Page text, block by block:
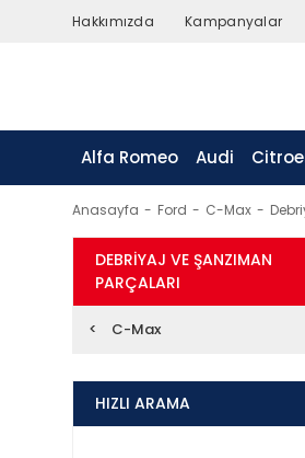
Hakkımızda Kampanyalar
Alfa Romeo Audi
Anasayfa Ford C-Max
DEBRIYAJ VE ŞANZIMAN
PARÇALARI
C-Max
HIZLI ARAMA